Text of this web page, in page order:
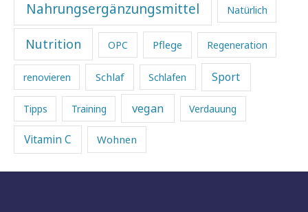
Nahrungsergänzungsmittel Natürlich
Nutrition OPC Pflege Regeneration
renovieren Schlaf Schlafen Sport
Tipps Training vegan Verdauung
Vitamin C Wohnen